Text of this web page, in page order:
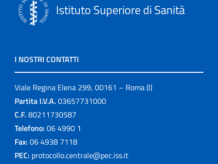
Istituto Superiore di Sanità
I NOSTRI CONTATTI
Viale Regina Elena 299, 00161 – Roma (I)
Partita I.V.A. 03657731000
C.F. 80211730587
Telefono: 06 4990 1
Fax: 06 4938 7118
PEC: protocollo.centrale@pec.iss.it